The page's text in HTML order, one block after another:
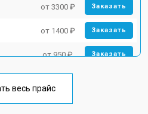
от 3300 ₽ Заказать
от 1400 ₽ Заказать
от 950 ₽ Заказать
от 3200 ₽
весь прайс